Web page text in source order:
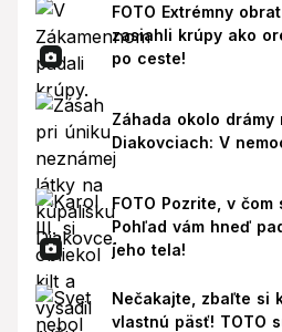
FOTO Extrémny
zasiahli krúpy ako
po ceste!
Záhada okolo drámy
Diakovciach: V
FOTO Pozrite, v
Pohľad vám hneď
jeho tela!
Nečakajte, zbaľte si
vlastnú päsť! TOTO